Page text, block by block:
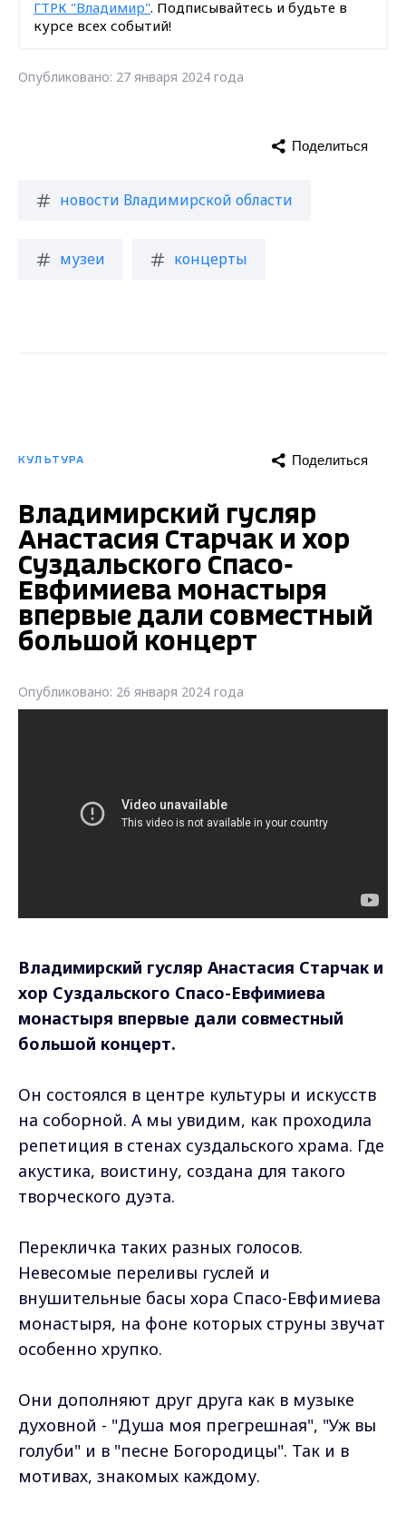
ГТРК "Владимир". Подписывайтесь и будьте в
курсе всех событий!
Опубликовано: 27 января 2024 года
новости Владимирской области
музеи концерты
Поделиться
КУЛЬТУРА Поделиться
Владимирский гусляр
Анастасия Старчак и хор
Суздальского Спасо-
Евфимиева монастыря
впервые дали совместный
большой концерт
Опубликовано: 26 января 2024 года
Владимирский гусляр Анастасия Старчак и
хор Суздальского Спасо-Евфимиева
монастыря впервые дали совместный
большой концерт.
Он состоялся в центре культуры и искусств
на соборной. А мы увидим, как проходила
репетиция в стенах суздальского храма. Где
акустика, воистину, создана для такого
творческого дуэта.
Перекличка таких разных голосов.
Невесомые переливы гуслей и
внушительные басы хора Спасо-Евфимиева
монастыря, на фоне которых струны звучат
особенно хрупко.
Они дополняют друг друга как в музыке
духовной - "Душа моя прегрешная", "Уж вы
голуби" и в "песне Богородицы". Так и в
мотивах, знакомых каждому.